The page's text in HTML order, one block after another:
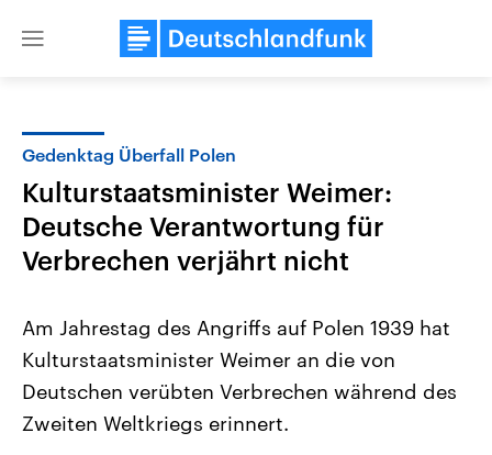
Close
USA
Aktuelle Beiträge, Analysen und
Hintergründe
Wirtschaftlich und militärisch
Nahostkonflikt
Aktuelle Lage und
Gedenktag Überfall Polen
Kulturstaatsminister Weimer:
Deutsche Verantwortung für
Verbrechen verjährt nicht
Am Jahrestag des Angriffs auf Polen 1939 hat
Kulturstaatsminister Weimer an die von
Deutschen verübten Verbrechen während des
Zweiten Weltkriegs erinnert.